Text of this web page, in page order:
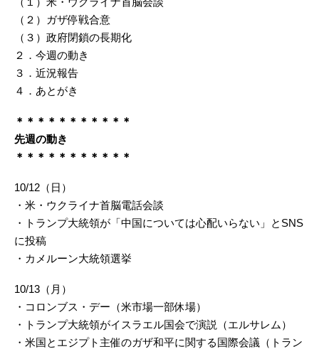
（２）ガザ停戦合意
（３）政府閉鎖の長期化
２．今週の動き
３．近況報告
４．あとがき
＊＊＊＊＊＊＊＊＊＊＊
先週の動き
＊＊＊＊＊＊＊＊＊＊＊
10/12（日）
・米・ウクライナ首脳電話会談
・トランプ大統領が「中国については心配いらない」とSNS
に投稿
・カメルーン大統領選挙
10/13（月）
・コロンブス・デー（米市場一部休場）
・トランプ大統領がイスラエル国会で演説（エルサレム）
・米国とエジプト主催のガザ和平に関する国際会議（トラン